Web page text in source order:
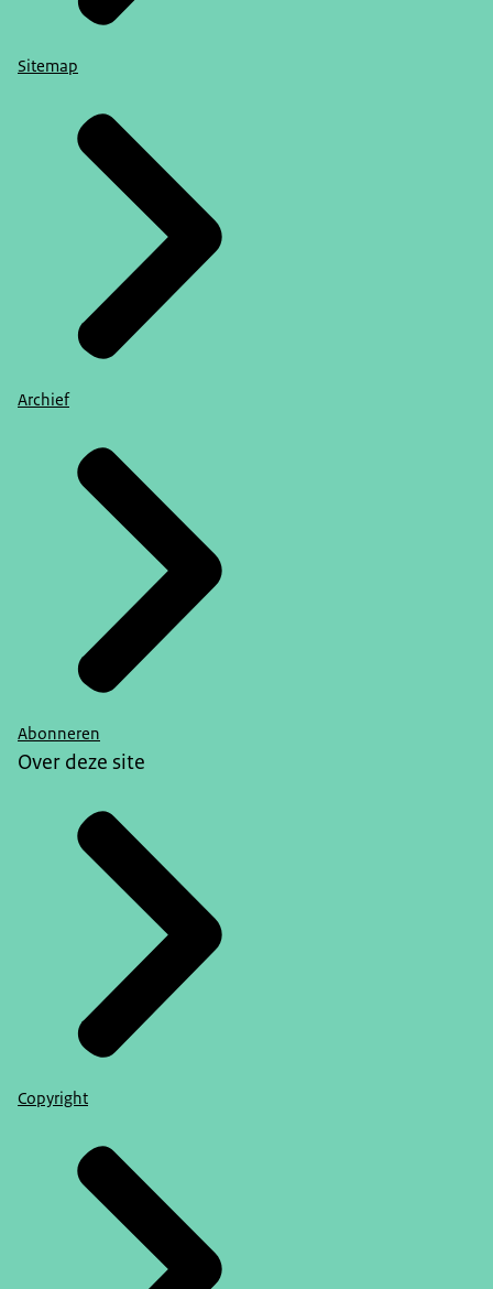
Sitemap
Archief
Abonneren
Over deze site
Copyright